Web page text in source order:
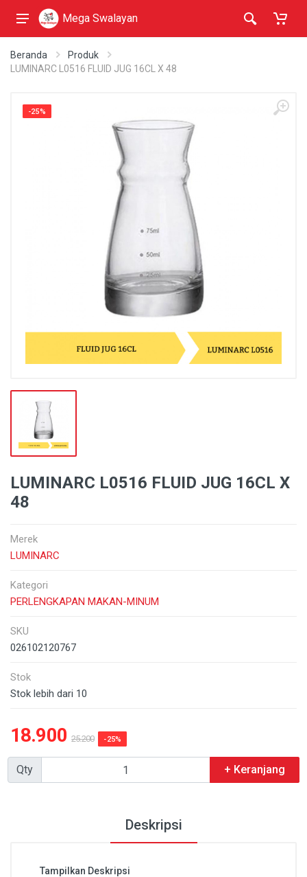
Mega Swalayan
Beranda
Produk
LUMINARC L0516 FLUID JUG 16CL X 48
-25%
LUMINARC L0516 FLUID JUG 16CL X
48
Merek
LUMINARC
Kategori
PERLENGKAPAN MAKAN-MINUM
SKU
026102120767
Stok
Stok lebih dari 10
18.900 25.200 -25%
Qty + Keranjang
Deskripsi
Tampilkan Deskripsi